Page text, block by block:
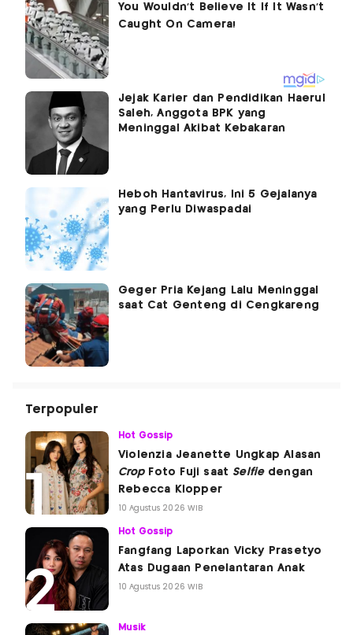
Jejak Karier dan Pendidikan Haerul
Saleh, Anggota BPK yang
Meninggal Akibat Kebakaran
Heboh Hantavirus, Ini 5 Gejalanya
yang Perlu Diwaspadai
Geger Pria Kejang Lalu Meninggal
saat Cat Genteng di Cengkareng
Terpopuler
Hot Gossip
Violenzia Jeanette Ungkap Alasan
CropFoto Fuji saat Selfiedengan
Rebecca Klopper
10 Agustus 2026 WIB
Hot Gossip
Fangfang Laporkan Vicky Prasetyo
Atas Dugaan Penelantaran Anak
10 Agustus 2026 WIB
Musik